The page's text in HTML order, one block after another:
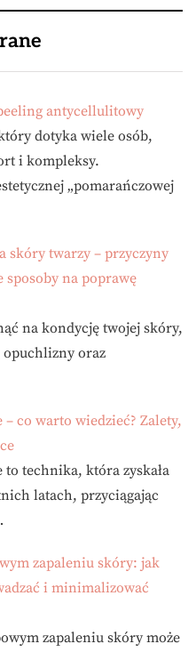
antycellulitowy
dotyka wiele osób,
i kompleksy.
„pomarańczowej
skóry twarzy – przyczyny
na poprawę
na kondycję twojej skóry,
opuchlizny oraz
co warto wiedzieć? Zalety,
technika, która zyskała
latach, przyciągając
zapaleniu skóry: jak
i minimalizować
zapaleniu skóry może